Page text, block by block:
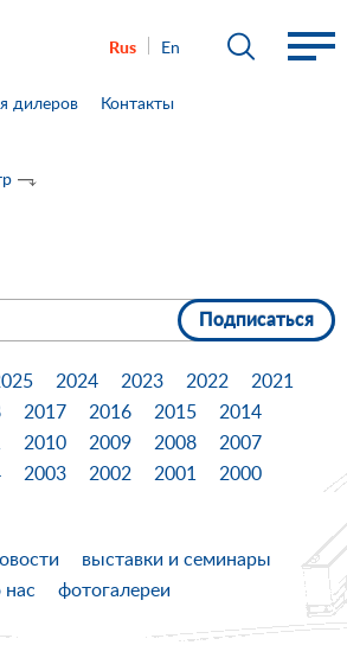
Rus En
дилеров Контакты
Подписаться
2024 2023 2022
2021
2017 2016 2015
2014
2010 2009 2008
2007
2003 2002 2001
2000
выставки и семинары
фотогалереи